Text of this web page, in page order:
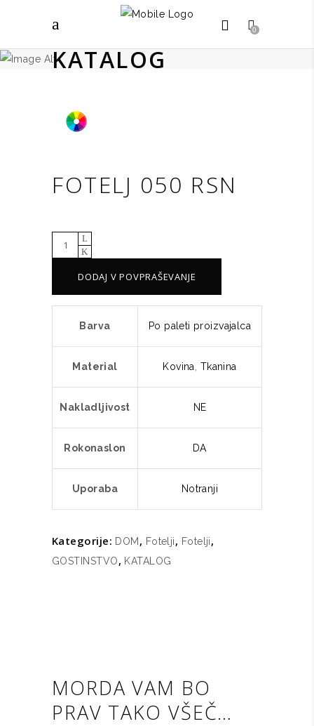
0
KATALOG
FOTELJ 050 RSN
Fotelj
050
količina
DODAJ V POVPRAŠEVANJE
Barva Po paleti proizvajalca
Material Kovina Tkanina
Nakladljivost NE
Rokonaslon DA
Uporaba Notranji
Kategorije: DOM , Fotelji, Fotelji,
GOSTINSTVO, KATALOG
MORDA VAM BO
PRAV TAKO VŠEČ…